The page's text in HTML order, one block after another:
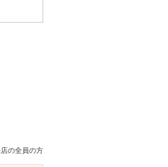
の全員の方